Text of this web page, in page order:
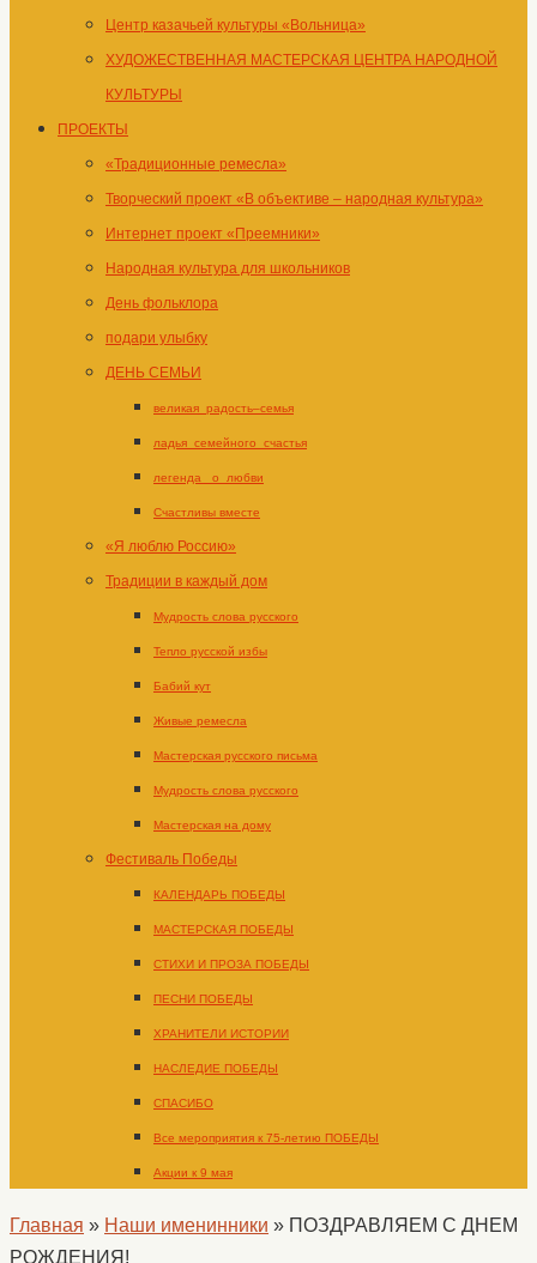
Центр казачьей культуры «Вольница»
ХУДОЖЕСТВЕННАЯ МАСТЕРСКАЯ ЦЕНТРА НАРОДНОЙ
КУЛЬТУРЫ
ПРОЕКТЫ
«Традиционные ремесла»
Творческий проект «В объективе – народная культура»
Интернет проект «Преемники»
Народная культура для школьников
День фольклора
подари улыбку
ДЕНЬ СЕМЬИ
великая_радость–семья
ладья_семейного_счастья
легенда _о_любви
Счастливы вместе
«Я люблю Россию»
Традиции в каждый дом
Мудрость слова русского
Тепло русской избы
Бабий кут
Живые ремесла
Мастерская русского письма
Мудрость слова русского
Мастерская на дому
Фестиваль Победы
КАЛЕНДАРЬ ПОБЕДЫ
МАСТЕРСКАЯ ПОБЕДЫ
СТИХИ И ПРОЗА ПОБЕДЫ
ПЕСНИ ПОБЕДЫ
ХРАНИТЕЛИ ИСТОРИИ
НАСЛЕДИЕ ПОБЕДЫ
СПАСИБО
Все мероприятия к 75-летию ПОБЕДЫ
Акции к 9 мая
Главная » Наши именинники » ПОЗДРАВЛЯЕМ С ДНЕМ
РОЖДЕНИЯ!